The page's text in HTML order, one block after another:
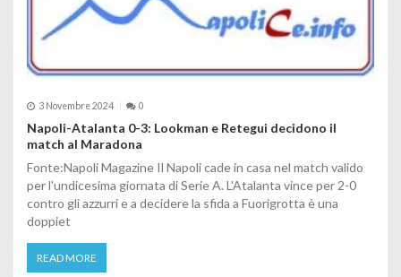
3 Novembre 2024 0
Napoli-Atalanta 0-3: Lookman e Retegui decidono il
match al Maradona
Fonte:Napoli Magazine Il Napoli cade in casa nel match valido
per l'undicesima giornata di Serie A. L'Atalanta vince per 2-0
contro gli azzurri e a decidere la sfida a Fuorigrotta è una
doppiet
READ MORE